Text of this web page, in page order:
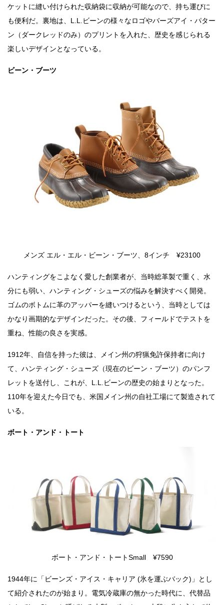
ケットに縫い付けられた収納袋に収納が可能なので、持ち運びに
も便利だ。裏地は、L.L.ビーンの様々なロゴやバーズアイ・パター
ン（ダークレッドのみ）のプリントを入れた、歴史を感じられる
楽しいデザインとなっている。
ビーン・ブーツ
メンズ エル・エル・ビーン・ブーツ、8インチ ¥23100
ハンティングをこよなく愛した創業者が、当時総革製で重く、水
分にも弱い、ハンティング・シューズの悩みを解決すべく開発。
ゴムのボトムに革のアッパーを縫いつけるという、当時としては
かなり画期的なデザインだった。その後、フィールドでテストを
重ね、性能の良さを実感。
1912年、自信を持った彼は、メイン州の狩猟免許保持者に向け
て、ハンティング・シューズ（現在のビーン・ブーツ）のパンフ
レットを送付し、これが、L.L.ビーンの歴史の始まりとなった。
110年を迎えた今日でも、米国メイン州の自社工場にて製造されて
いる。
ボート・アンド・トート
ボート・アンド・トートSmall ¥7590
1944年に「ビーンズ・アイス・キャリア (氷を運ぶバック)」とし
て紹介されたのが始まり。電気冷蔵庫の無かった時代に、代替品